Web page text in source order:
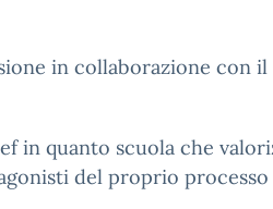
in collaborazione
in quanto scuola che
del proprio